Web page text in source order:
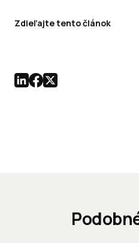
Zdieľajte tento článok